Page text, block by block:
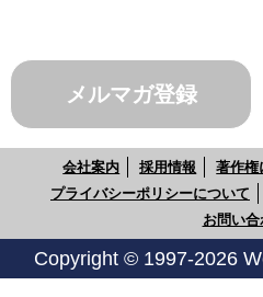
メルマガ登録
会社案内 採用情報 著作権
プライバシーポリシーについて
お問い合
Copyright © 1997-2026